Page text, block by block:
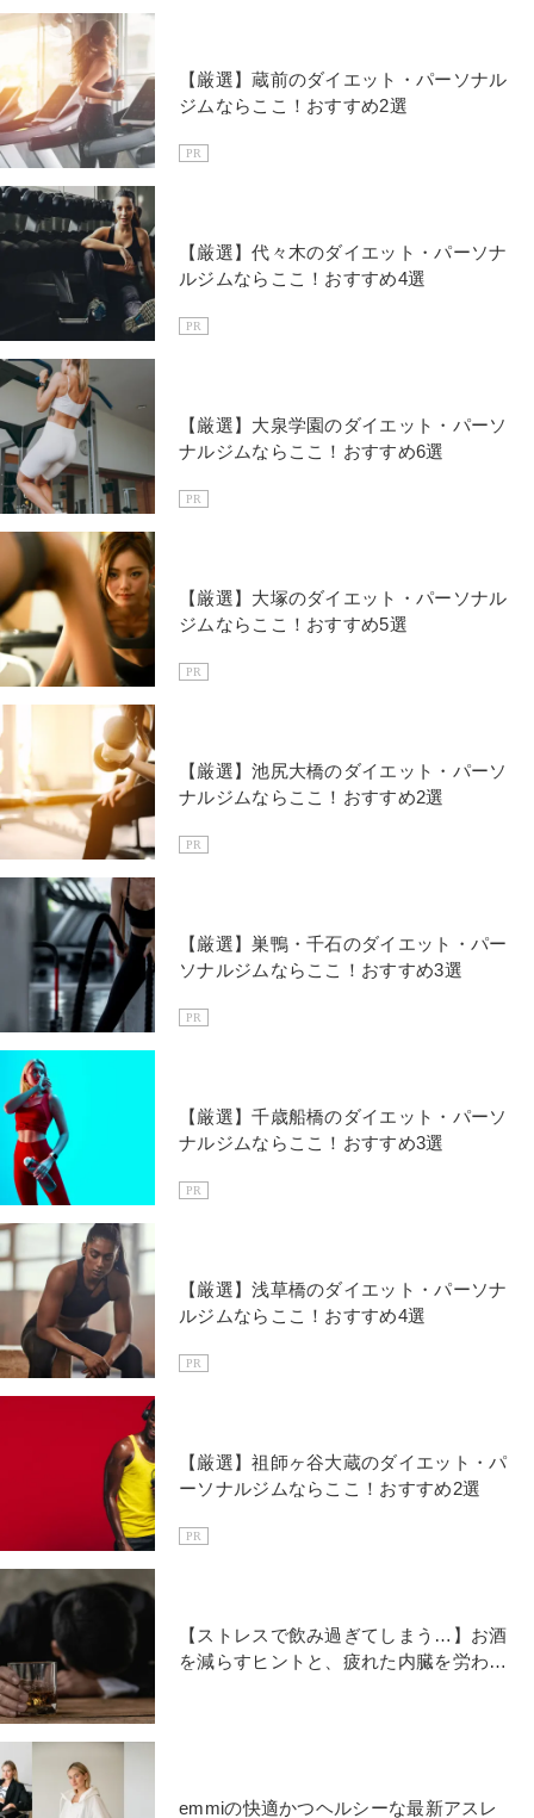
【厳選】蔵前のダイエット・パーソナル
ジムならここ！おすすめ2選
PR
【厳選】代々木のダイエット・パーソナ
ルジムならここ！おすすめ4選
PR
【厳選】大泉学園のダイエット・パーソ
ナルジムならここ！おすすめ6選
PR
【厳選】大塚のダイエット・パーソナル
ジムならここ！おすすめ5選
PR
【厳選】池尻大橋のダイエット・パーソ
ナルジムならここ！おすすめ2選
PR
【厳選】巣鴨・千石のダイエット・パー
ソナルジムならここ！おすすめ3選
PR
【厳選】千歳船橋のダイエット・パーソ
ナルジムならここ！おすすめ3選
PR
【厳選】浅草橋のダイエット・パーソナ
ルジムならここ！おすすめ4選
PR
【厳選】祖師ヶ谷大蔵のダイエット・パ
ーソナルジムならここ！おすすめ2選
PR
【ストレスで飲み過ぎてしまう…】お酒
を減らすヒントと、疲れた内臓を労わる
emmiの快適かつヘルシーな最新アスレ